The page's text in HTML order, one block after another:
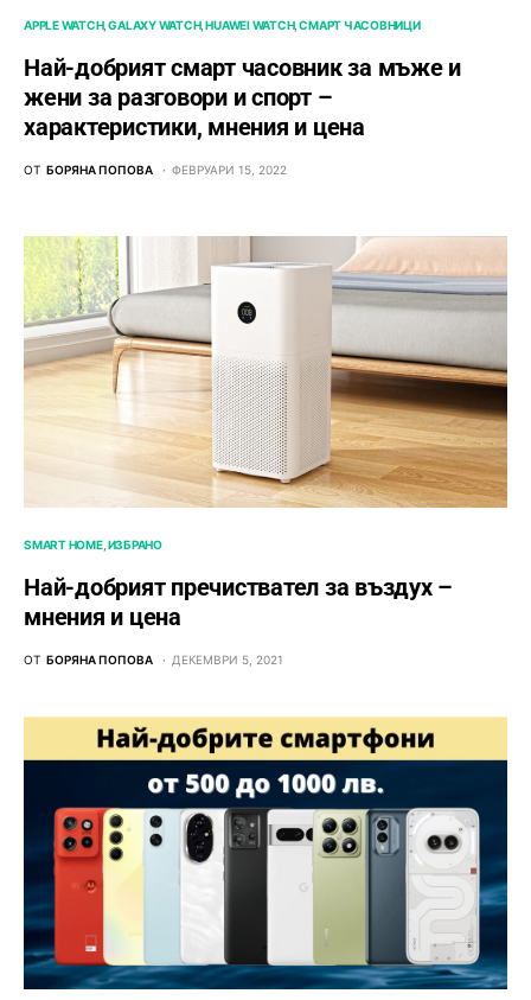
APPLE WATCH GALAXY WATCH HUAWEI WATCH СМАРТ ЧАСОВНИЦИ
Най-добрият смарт часовник за мъже и
жени за разговори и спорт –
характеристики, мнения и цена
ОТ БОРЯНА ПОПОВА ФЕВРУАРИ 15, 2022
SMART HOME ИЗБРАНО
Най-добрият пречиствател за въздух –
мнения и цена
ОТ БОРЯНА ПОПОВА ДЕКЕМВРИ 5, 2021